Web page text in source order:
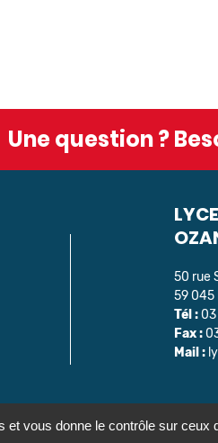
Une question ?
50 rue
59 045
Tél :03
Fax :
Mail :
et vous donne le contrôle sur ceux